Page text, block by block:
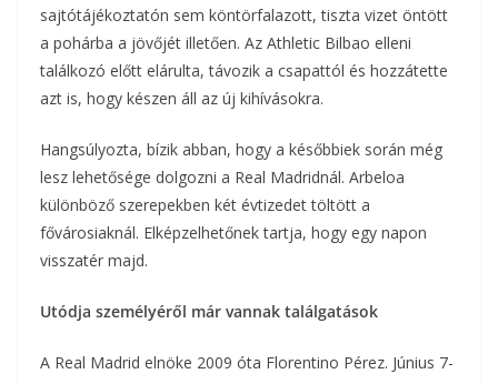
sajtótájékoztatón sem köntörfalazott, tiszta vizet öntött
a pohárba a jövőjét illetően. Az Athletic Bilbao elleni
találkozó előtt elárulta, távozik a csapattól és hozzátette
azt is, hogy készen áll az új kihívásokra.
Hangsúlyozta, bízik abban, hogy a későbbiek során még
lesz lehetősége dolgozni a Real Madridnál. Arbeloa
különböző szerepekben két évtizedet töltött a
fővárosiaknál. Elképzelhetőnek tartja, hogy egy napon
visszatér majd.
Utódja személyéről már vannak találgatások
A Real Madrid elnöke 2009 óta Florentino Pérez. Június 7-